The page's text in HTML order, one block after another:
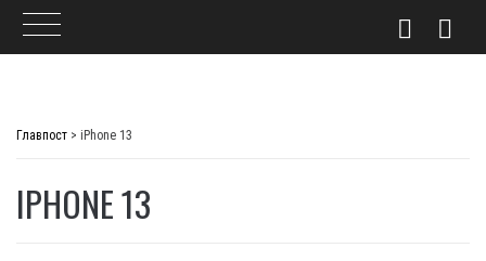
Главпост > iPhone 13
IPHONE 13